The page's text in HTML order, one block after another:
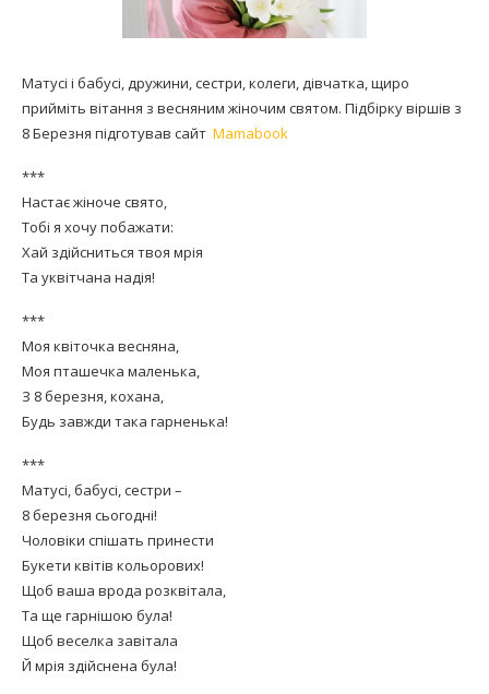
Матусі і бабусі, дружини, сестри, колеги, дівчатка, щиро
прийміть вітання з весняним жіночим святом. Підбірку віршів з
8 Березня підготував сайт Mamabook
***
Настає жіноче свято,
Тобі я хочу побажати:
Хай здійсниться твоя мрія
Та уквітчана надія!
***
Моя квіточка весняна,
Моя пташечка маленька,
З 8 березня, кохана,
Будь завжди така гарненька!
***
Матусі, бабусі, сестри –
8 березня сьогодні!
Чоловіки спішать принести
Букети квітів кольорових!
Щоб ваша врода розквітала,
Та ще гарнішою була!
Щоб веселка завітала
Й мрія здійснена була!